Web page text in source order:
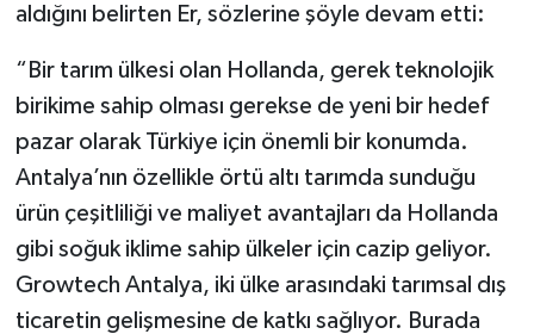
aldığını belirten Er, sözlerine şöyle devam etti:
“Bir tarım ülkesi olan Hollanda, gerek teknolojik
birikime sahip olması gerekse de yeni bir hedef
pazar olarak Türkiye için önemli bir konumda.
Antalya’nın özellikle örtü altı tarımda sunduğu
ürün çeşitliliği ve maliyet avantajları da Hollanda
gibi soğuk iklime sahip ülkeler için cazip geliyor.
Growtech Antalya, iki ülke arasındaki tarımsal dış
ticaretin gelişmesine de katkı sağlıyor. Burada